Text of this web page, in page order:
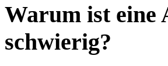
Warum ist eine
schwierig?